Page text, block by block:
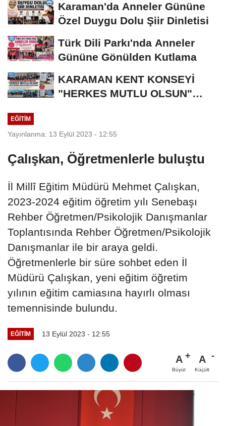
Karaman'da Anneler Gününe
Özel Duygu Dolu Şiir Dinletisi
Türk Dili Parkı'nda Anneler
Gününe Gönülden Kutlama
KARAMAN KENT KONSEYİ
"HERKES MUTLU OLSUN"
EĞITIM
Yayınlanma: 13 Eylül 2023 - 12:55
Çalışkan, Öğretmenlerle buluştu
İl Millî Eğitim Müdürü Mehmet Çalışkan,
2023-2024 eğitim öğretim yılı Senebaşı
Rehber Öğretmen/Psikolojik Danışmanlar
Toplantısında Rehber Öğretmen/Psikolojik
Danışmanlar ile bir araya geldi.
Öğretmenlerle bir süre sohbet eden İl
Müdürü Çalışkan, yeni eğitim öğretim
yılının eğitim camiasına hayırlı olması
temennisinde bulundu.
EĞITIM 13 Eylül 2023 - 12:55
A
Büyüt
A
Küçült